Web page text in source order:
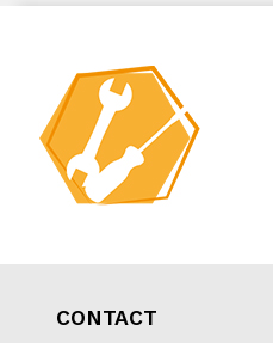
CONTACT